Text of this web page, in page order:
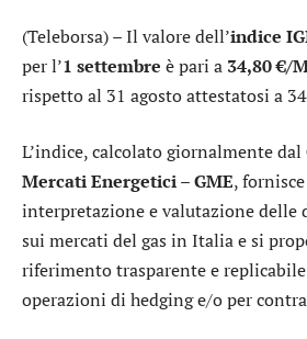
(Teleborsa) – Il valore dell’indice
per l’1 settembre è pari a 34,80 €/
rispetto al 31 agosto attestatosi a
L’indice, calcolato giornalmente dal
Mercati Energetici – GME,
interpretazione e valutazione delle
sui mercati del gas in Italia e si
riferimento trasparente e
operazioni di hedging e/o per